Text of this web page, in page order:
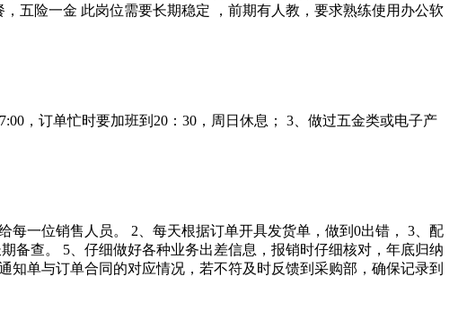
五险一金 此岗位需要长期稳定 ，前期有人教，要求熟练使用办公软
，订单忙时要加班到20：30，周日休息； 3、做过五金类或电子产
一位销售人员。 2、每天根据订单开具发货单，做到0出错， 3、配
备查。 5、仔细做好各种业务出差信息，报销时仔细核对，年底归纳
单与订单合同的对应情况，若不符及时反馈到采购部，确保记录到